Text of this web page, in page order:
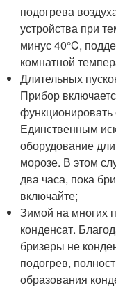
подогрева
устройства при
минус 40°C,
комнатной
Длительных
Прибор
функционировать
Единственным
оборудование
морозе. В этом
два часа, пока
включайте;
Зимой на многих
конденсат.
бризеры не
подогрев,
образования